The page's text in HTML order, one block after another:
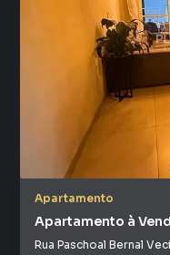
Apartamento
Apartamento à
Barros
Rua Paschoal Bernal